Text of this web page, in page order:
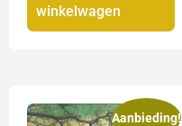
winkelwagen
Aanbieding!